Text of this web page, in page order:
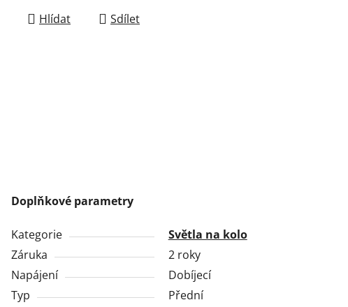
Hlídat Sdílet
Doplňkové parametry
Kategorie
Světla na kolo
Záruka
2 roky
Napájení
Dobíjecí
Typ
Přední